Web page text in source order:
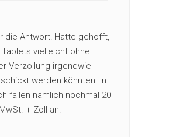
die Antwort! Hatte gehofft,
vielleicht ohne
Verzollung irgendwie
werden könnten. In
fallen nämlich nochmal 20
+ Zoll an.